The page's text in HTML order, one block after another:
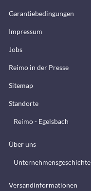
Garantiebedingungen
Impressum
Jobs
Reimo in der Presse
Sitemap
Standorte
Reimo - Egelsbach
Über uns
Unternehmensgeschichte
Versandinformationen